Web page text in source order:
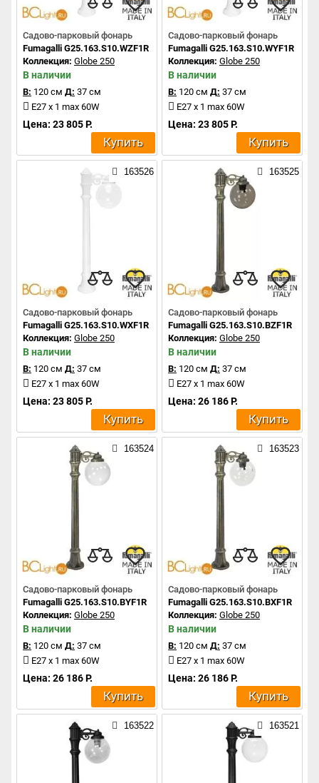
Садово-парковый фонарь
Fumagalli G25.163.S10.WZF1R
Коллекция: Globe 250
В наличии
В: 120 см Д: 37 см
E27 x 1 max 60W
Цена: 23 805 Р.
Купить
Садово-парковый фонарь
Fumagalli G25.163.S10.WYF1R
Коллекция: Globe 250
В наличии
В: 120 см Д: 37 см
E27 x 1 max 60W
Цена: 23 805 Р.
Купить
163526
Садово-парковый фонарь
Fumagalli G25.163.S10.WXF1R
Коллекция: Globe 250
В наличии
В: 120 см Д: 37 см
E27 x 1 max 60W
Цена: 23 805 Р.
Купить
163525
Садово-парковый фонарь
Fumagalli G25.163.S10.BZF1R
Коллекция: Globe 250
В наличии
В: 120 см Д: 37 см
E27 x 1 max 60W
Цена: 26 186 Р.
Купить
163524
Садово-парковый фонарь
Fumagalli G25.163.S10.BYF1R
Коллекция: Globe 250
В наличии
В: 120 см Д: 37 см
E27 x 1 max 60W
Цена: 26 186 Р.
Купить
163523
Садово-парковый фонарь
Fumagalli G25.163.S10.BXF1R
Коллекция: Globe 250
В наличии
В: 120 см Д: 37 см
E27 x 1 max 60W
Цена: 26 186 Р.
Купить
163522 163521